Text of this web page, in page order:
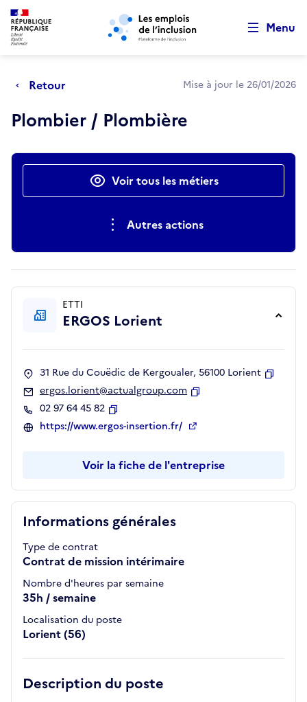
Aller au menu principal Aller au contenu principal
Menu
Retour Mise à jour le 26/01/2026
Plombier / Plombière
Actions rapidesVoir tous les métiers
Autres actions
Informations générales
Type de contrat
Contrat de mission intérimaire
Nombre d'heures par semaine
35h / semaine
Localisation du poste
Lorient (56)
Description du poste
ETTI
ERGOS Lorient
31 Rue du Couëdic de Kergoualer, 56100 Lorient
ergos.lorient@actualgroup.com
02 97 64 45 82
Copier
https://www.ergos-insertion.fr/
Voir la fiche de l'entreprise
Retour au début de la page
Panneau de gestion des cookies